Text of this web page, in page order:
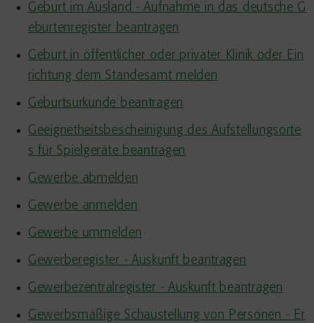
Geburt im Ausland - Aufnahme in das deutsche G
eburtenregister beantragen
Geburt in öffentlicher oder privater Klinik oder Ein
richtung dem Standesamt melden
Geburtsurkunde beantragen
Geeignetheitsbescheinigung des Aufstellungsorte
s für Spielgeräte beantragen
Gewerbe abmelden
Gewerbe anmelden
Gewerbe ummelden
Gewerberegister - Auskunft beantragen
Gewerbezentralregister - Auskunft beantragen
Gewerbsmäßige Schaustellung von Personen - Er